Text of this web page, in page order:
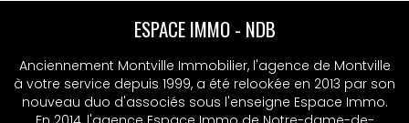
ESPACE IMMO - NDB
Anciennement Montville Immobilier, l'agence de Montville
à votre service depuis 1999, a été relookée en 2013 par son
nouveau duo d'associés sous l'enseigne Espace Immo.